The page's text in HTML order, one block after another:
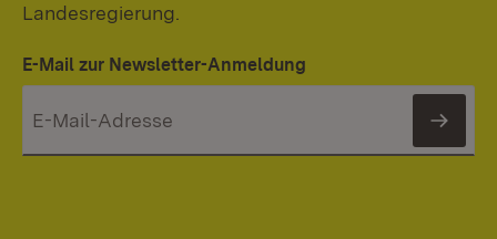
Landesregierung.
E-Mail zur Newsletter-Anmeldung